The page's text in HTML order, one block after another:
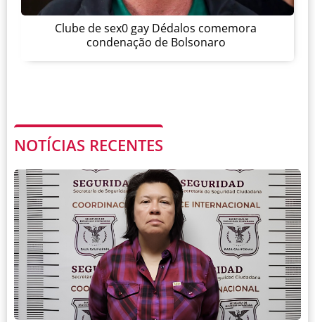
Clube de sex0 gay Dédalos comemora
condenação de Bolsonaro
NOTÍCIAS RECENTES